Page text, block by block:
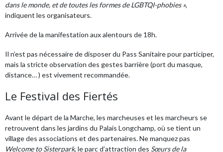
dans le monde, et de toutes les formes de LGBTQI-phobies »,
indiquent les organisateurs.
Arrivée de la manifestation aux alentours de 18h.
Il n’est pas nécessaire de disposer du Pass Sanitaire pour participer,
mais la stricte observation des gestes barrière (port du masque,
distance… ) est vivement recommandée.
Le Festival des Fiertés
Avant le départ de la Marche, les marcheuses et les marcheurs se
retrouvent dans les jardins du Palais Longchamp, où se tient un
village des associations et des partenaires. Ne manquez pas
Welcome to Sisterpark, le parc d’attraction des Sœurs de la